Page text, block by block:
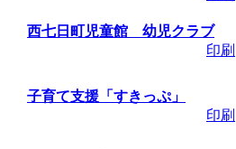
～2026/08/
交流広場「
西七日町児童館 幼児クラブ
印刷
子育て支援「すきっぷ」
印刷